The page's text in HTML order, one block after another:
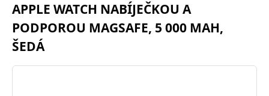
APPLE WATCH NABÍJEČKOU A
PODPOROU MAGSAFE, 5 000 MAH,
ŠEDÁ